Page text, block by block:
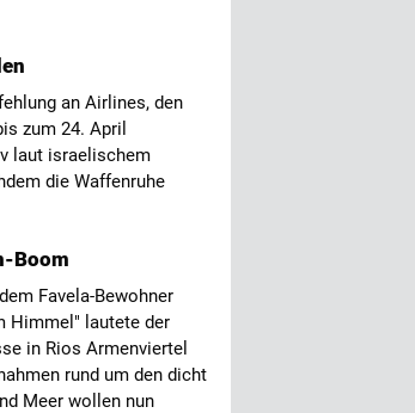
an Airlines, den
zum 24. April
laut israelischem
die Waffenruhe
Boom
Favela-Bewohner
Himmel" lautete der
in Rios Armenviertel
rund um den dicht
Meer wollen nun